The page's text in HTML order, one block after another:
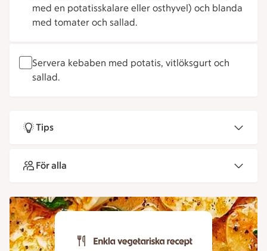
med en potatisskalare eller osthyvel) och blanda
med tomater och sallad.
Servera kebaben med potatis, vitlöksgurt och
sallad.
Tips
För alla